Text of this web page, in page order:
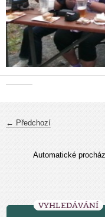
← Předchozí
Automatické
VYHLEDÁVÁNÍ